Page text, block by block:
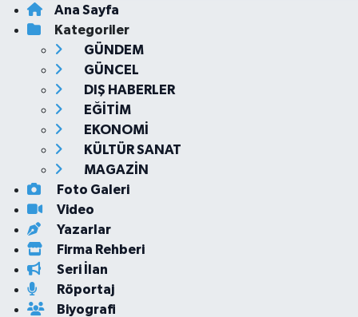
Ana Sayfa
Kategoriler
GÜNDEM
GÜNCEL
DIŞ HABERLER
EĞİTİM
EKONOMİ
KÜLTÜR SANAT
MAGAZİN
Foto Galeri
Video
Yazarlar
Firma Rehberi
Seri İlan
Röportaj
Biyografi